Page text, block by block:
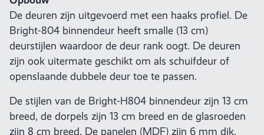
De deuren zijn uitgevoerd met een haaks profiel. De
Bright-804 binnendeur heeft smalle (13 cm)
deurstijlen waardoor de deur rank oogt. De deuren
zijn ook uitermate geschikt om als schuifdeur of
openslaande dubbele deur toe te passen.
De stijlen van de Bright-H804 binnendeur zijn 13 cm
breed, de dorpels zijn 13 cm breed en de glasroeden
zijn 8 cm breed. De panelen (MDF) zijn 6 mm dik.